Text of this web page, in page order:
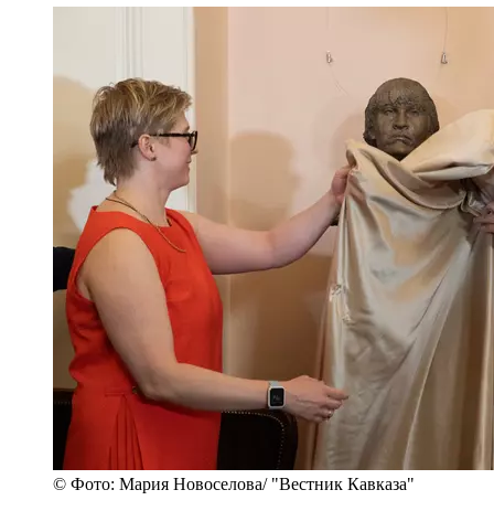
© Фото: Мария Новоселова/ "Вестник Кавказа"